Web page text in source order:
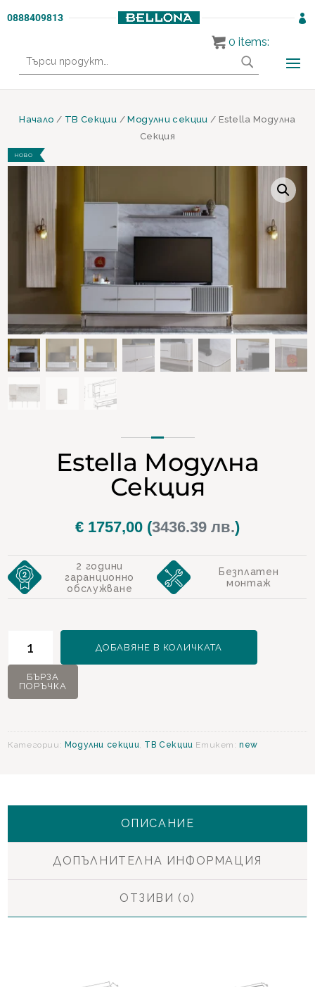
0888409813 
за:
Начало / ТВ Секции /Модулни секции / Estella Модулна
Секция
НОВО
Estella Модулна
Секция
€ 1757,00 (3436.39 лв.)
2 години
гаранционно
обслужване
Безплатен
монтаж
Estella
Модулна
ДОБАВЯНЕ В КОЛИЧКАТА
БЪРЗА
ПОРЪЧКА
Категории: Модулни секции, ТВ Секции Етикет:new
ОПИСАНИЕ
ДОПЪЛНИТЕЛНА ИНФОРМАЦИЯ
ОТЗИВИ (0)
0 items: